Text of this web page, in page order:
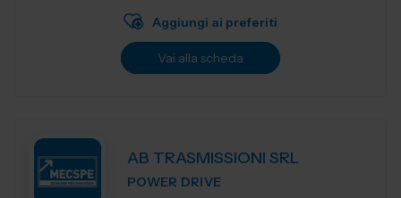
Aggiungi ai preferiti
Vai alla scheda
AB TRASMISSIONI SRL
POWER DRIVE